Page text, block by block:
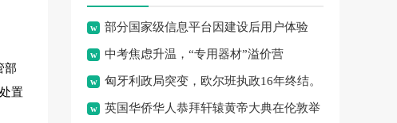
部
置
部分国家级信息平台因建设后用户体验
差、系统频繁崩溃、信息更新
中考焦虑升温，“专用器材”溢价营
销、“保过”私教乱象频现，家
匈牙利政局突变，欧尔班执政16年终结。
英国华侨华人恭拜轩辕黄帝大典在伦敦举